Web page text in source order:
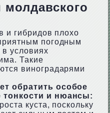
и гибридов плохо
погодным
условиях
Такие
виноградарями
обратить особое
и нюансы:
куста, поскольку